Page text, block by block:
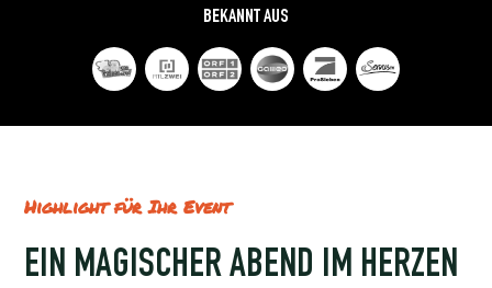
BEKANNT AUS
Highlight für Ihr Event
EIN MAGISCHER ABEND IM HERZEN